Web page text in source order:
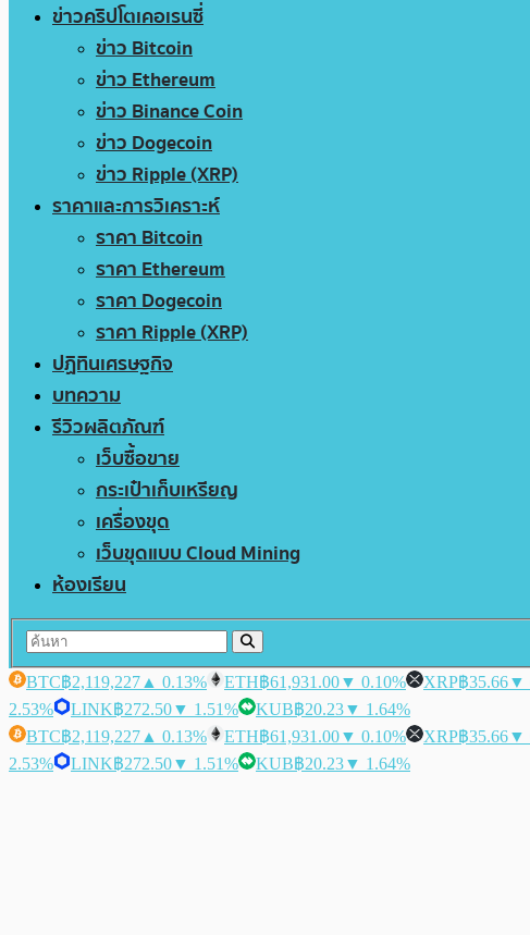
ข่าวคริปโตเคอเรนซี่
ข่าว Bitcoin
ข่าว Ethereum
ข่าว Binance Coin
ข่าว Dogecoin
ข่าว Ripple (XRP)
ราคาและการวิเคราะห์
ราคา Bitcoin
ราคา Ethereum
ราคา Dogecoin
ราคา Ripple (XRP)
ปฏิทินเศรษฐกิจ
บทความ
รีวิวผลิตภัณฑ์
เว็บซื้อขาย
กระเป๋าเก็บเหรียญ
เครื่องขุด
เว็บขุดแบบ Cloud Mining
ห้องเรียน
BTC฿2,119,227 ▲ 0.13% ETH฿61,931.00▼ 0.10% XRP฿35.66▼
2.53%
LINK฿272.50▼ 1.51% KUB฿20.23▼ 1.64%
BTC฿2,119,227 ▲ 0.13% ETH฿61,931.00▼ 0.10% XRP฿35.66▼
2.53%
LINK฿272.50▼ 1.51% KUB฿20.23▼ 1.64%